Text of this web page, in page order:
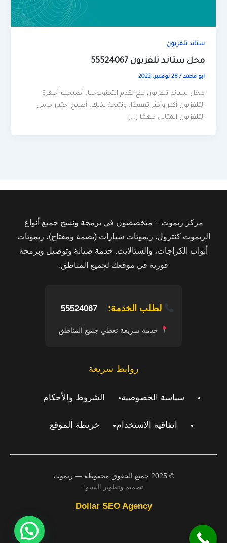
ستاند تلفزيون
محل ستاند تلفزيون 55524067
ابو محمد/28 نوفمبر، 2022
محل ستاند تلفزيون مع تقدم التكنولوجيا، أصبحت أجهزة
التلفزيون أكبر وأكثر تعقيدًا، ونتيجة لذلك، أصبح اختيار حامل
التلفزيون المثالي مهمًا […]
مركز ريموت – متخصصون في برمجة ونسخ جميع أنواع
الريموت كنترول. ريموتات سيارات (بصمة ومفتاح)، ريموتات
أبواب الكراجات، والستالايت. خدمة صيانة وتوصيل وبرمجة
فورية في موقعك لجميع المناطق.
لطلب الخدمة: 55524067
خدمة سريعة تغطي جميع المناطق
روابط سريعة
سياسة الخصوصية الشروط والأحكام
اتفاقية الاستخدام خريطة الموقع
© 2025 جميع الحقوق محفوظة — ريموت
تصميم وتطوير السيو:
Dollar SEO Agency